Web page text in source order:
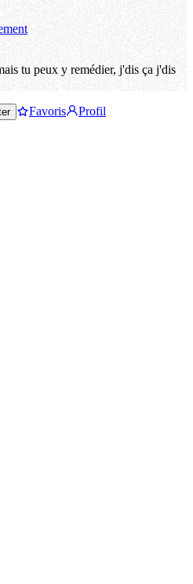
tu peux y remédier, j'dis ça j'dis
Favoris Profil